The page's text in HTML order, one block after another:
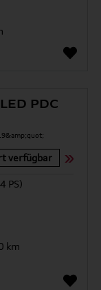
PDC
verfügbar
PS)
km